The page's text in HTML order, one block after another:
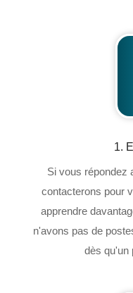
1.
Si vous répondez
contacterons pour
apprendre
n'avons pas de
dès qu'un